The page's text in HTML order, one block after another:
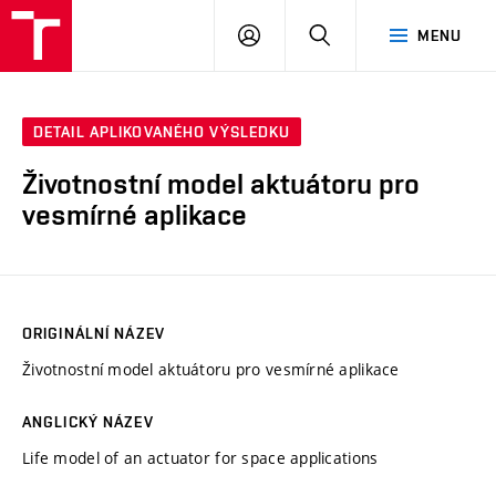
MENU
PŘIHLÁSIT
DETAIL APLIKOVANÉHO VÝSLEDKU
Životnostní model aktuátoru pro
vesmírné aplikace
ORIGINÁLNÍ NÁZEV
Životnostní model aktuátoru pro vesmírné aplikace
ANGLICKÝ NÁZEV
Life model of an actuator for space applications